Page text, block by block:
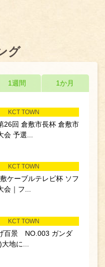
グ
1週間 1か月
KCT TOWN
26回 倉敷市長杯 倉敷市
会 予選...
KCT TOWN
ケーブルテレビ杯 ソフ
会｜フ...
KCT TOWN
百景 NO.003 ガンダ
地に...